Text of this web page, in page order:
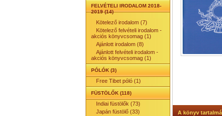
FELVÉTELI IRODALOM 2018-
2019 (14)
Kötelező irodalom (7)
Kötelező felvételi irodalom -
akciós könyvcsomag (1)
Ajánlott irodalom (8)
Ajánlott felvételi irodalom -
akciós könyvcsomag (1)
PÓLÓK (3)
Free Tibet póló (1)
FÜSTÖLŐK (118)
Indiai füstölők (73)
Japán füstölő (33)
A könyv